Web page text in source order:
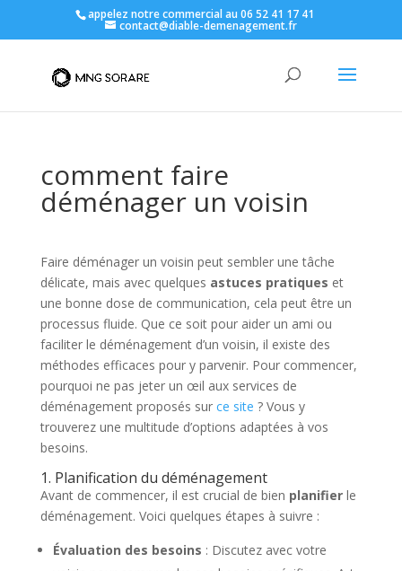
appelez notre commercial au 06 52 41 17 41
contact@diable-demenagement.fr
comment faire
déménager un voisin
Faire déménager un voisin peut sembler une tâche
délicate, mais avec quelques astuces pratiques et
une bonne dose de communication, cela peut être un
processus fluide. Que ce soit pour aider un ami ou
faciliter le déménagement d’un voisin, il existe des
méthodes efficaces pour y parvenir. Pour commencer,
pourquoi ne pas jeter un œil aux services de
déménagement proposés sur ce site ? Vous y
trouverez une multitude d’options adaptées à vos
besoins.
1. Planification du déménagement
Avant de commencer, il est crucial de bien planifierle
déménagement. Voici quelques étapes à suivre :
Évaluation des besoins : Discutez avec votre